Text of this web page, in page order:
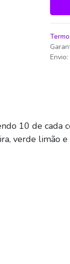
10 de cada
verde limão